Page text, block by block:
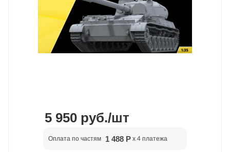
5 950 руб./шт
Оплата по частям 1 488 Р x 4 платежа